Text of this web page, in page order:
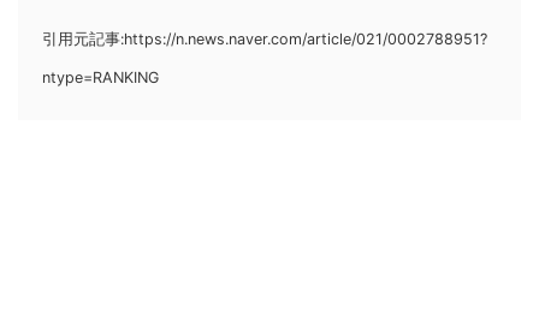
引用元記事:https://n.news.naver.com/article/021/0002788951?
ntype=RANKING